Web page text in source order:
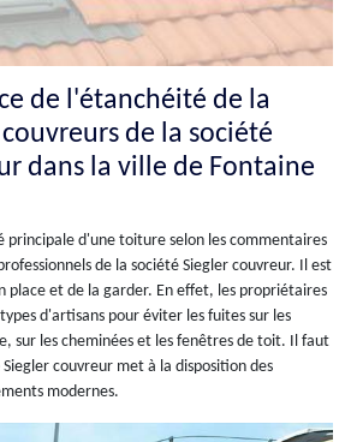
de l'étanchéité de la
de la société
dans la ville de Fontaine
principale d'une toiture selon les commentaires
de la société Siegler couvreur. Il est
et de la garder. En effet, les propriétaires
d'artisans pour éviter les fuites sur les
sur les cheminées et les fenêtres de toit. Il faut
couvreur met à la disposition des
modernes.